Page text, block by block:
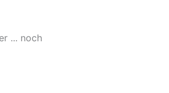
... noch